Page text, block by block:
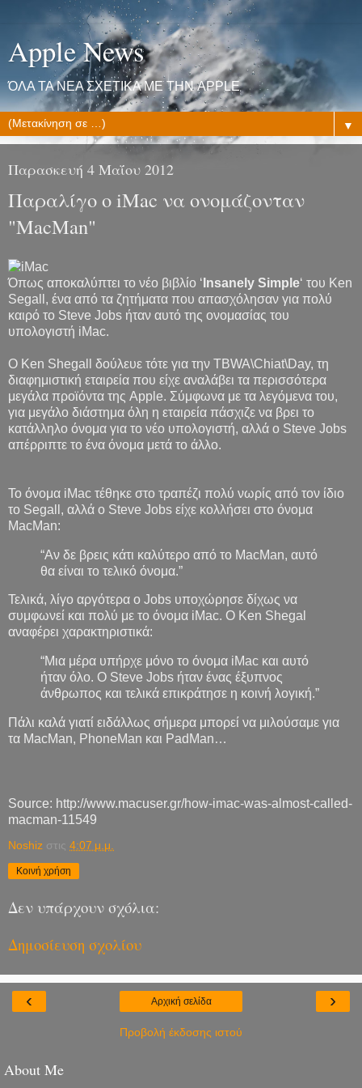
Apple News
ΌΛΑ ΤΑ ΝΕΑ ΣΧΕΤΙΚΑ ΜΕ ΤΗΝ APPLE
▼
Παρασκευή 4 Μαΐου 2012
Παραλίγο ο iMac να ονομάζονταν
"MacMan"
Όπως αποκαλύπτει το νέο βιβλίο ‘ Insanely Simple‘ του Ken
Segall, ένα από τα ζητήματα που απασχόλησαν για πολύ
καιρό το Steve Jobs ήταν αυτό της ονομασίας του
υπολογιστή iMac.
Ο Ken Shegall δούλευε τότε για την TBWA\Chiat\Day, τη
διαφημιστική εταιρεία που είχε αναλάβει τα περισσότερα
μεγάλα προϊόντα της Apple. Σύμφωνα με τα λεγόμενα του,
για μεγάλο διάστημα όλη η εταιρεία πάσχιζε να βρει το
κατάλληλο όνομα για το νέο υπολογιστή, αλλά ο Steve Jobs
απέρριπτε το ένα όνομα μετά το άλλο.
Το όνομα iMac τέθηκε στο τραπέζι πολύ νωρίς από τον ίδιο
το Segall, αλλά ο Steve Jobs είχε κολλήσει στο όνομα
MacMan:
“Αν δε βρεις κάτι καλύτερο από το MacMan, αυτό
θα είναι το τελικό όνομα.”
Τελικά, λίγο αργότερα ο Jobs υποχώρησε δίχως να
συμφωνεί και πολύ με το όνομα iMac. Ο Ken Shegal
αναφέρει χαρακτηριστικά:
“Μια μέρα υπήρχε μόνο το όνομα iMac και αυτό
ήταν όλο. O Steve Jobs ήταν ένας έξυπνος
άνθρωπος και τελικά επικράτησε η κοινή λογική.”
Πάλι καλά γιατί ειδάλλως σήμερα μπορεί να μιλούσαμε για
τα MacMan, PhoneMan και PadMan…
Source: http://www.macuser.gr/how-imac-was-almost-called-
macman-11549
Noshiz στις 4:07 μ.μ.
Κοινή χρήση
Δεν υπάρχουν σχόλια:
Δημοσίευση σχολίου
‹ ›
Αρχική σελίδα
Προβολή έκδοσης ιστού
About Me